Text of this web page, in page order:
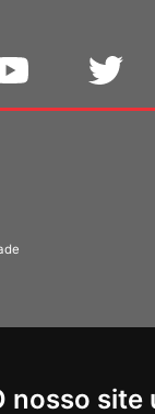
nosso site